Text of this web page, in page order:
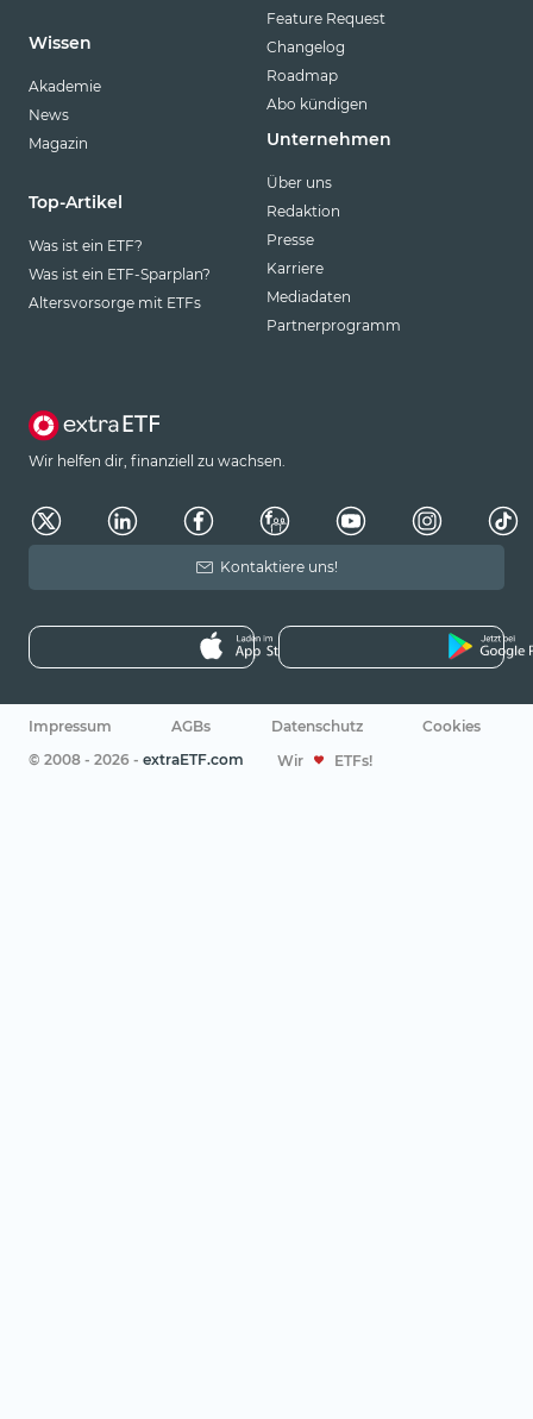
Wissen
Akademie
News
Magazin
Top-Artikel
Was ist ein ETF?
Was ist ein ETF-Sparplan?
Altersvorsorge mit ETFs
Feature Request
Changelog
Roadmap
Abo kündigen
Unternehmen
Über uns
Redaktion
Presse
Karriere
Mediadaten
Partnerprogramm
Wir helfen dir, finanziell zu wachsen.
Kontaktiere uns!
Impressum AGBs Datenschutz
Cookies
© 2008 - 2026 - extraETF.com Wir ETFs!